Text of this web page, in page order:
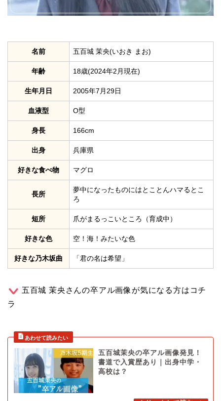
名前 五百城 茉央(いおき まお)
年齢 18歳(2024年2月現在)
生年月日 2005年7月29日
血液型 O型
身長 166cm
出身 兵庫県
好きな食べ物 マグロ
長所
夢中になったものにはとことんハマるとこ
ろ
短所 爪がまるっこいところ（育成中）
好きな色 空！海！みたいな色
好きな乃木坂曲 「君の名は希望」
五百城 茉央さんの卒アル画像が気になる方はコチ
ラ
五百城茉央の卒アル画像発見！
書道で入賞歴あり｜出身中学・
高校は？